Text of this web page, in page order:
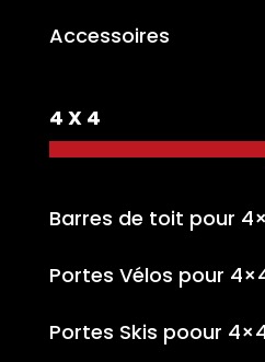
Accessoires
4 X 4
Barres de toit pour
Portes Vélos pour
Portes Skis poour